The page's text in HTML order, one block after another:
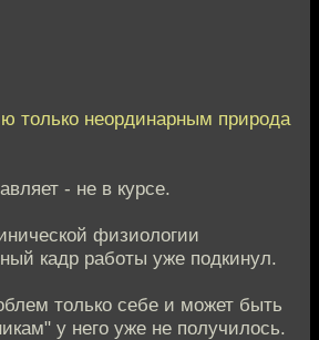
только неординарным природа
- не в курсе.
физиологии
кадр работы уже подкинул.
только себе и может быть
у него уже не получилось.